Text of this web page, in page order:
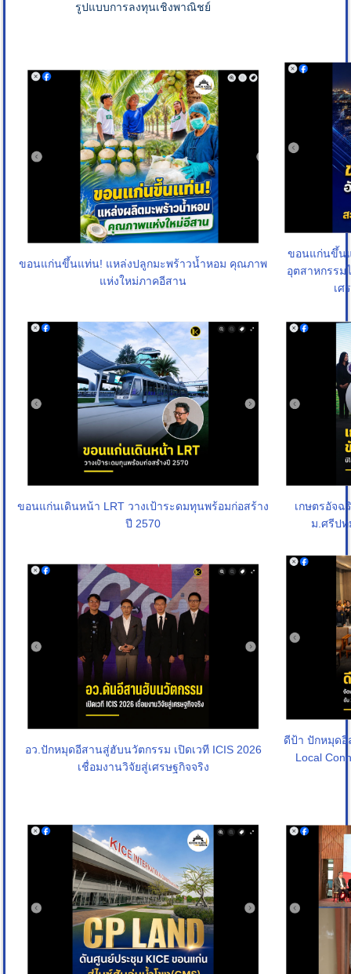
รูปแบบการลงทุนเชิงพาณิชย์
ขอนแก่นขึ้นแท่น! แหล่งปลูกมะพร้าวน้ำหอม คุณภาพ
แห่งใหม่ภาคอีสาน
ขอนแก่นขึ้นแ
อุตสาหกรรม
เศ
ขอนแก่นเดินหน้า LRT วางเป้าระดมทุนพร้อมก่อสร้าง
ปี 2570
เกษตรอัจฉ
ม.ศรีป
อว.ปักหมุดอีสานสู่ฮับนวัตกรรม เปิดเวที ICIS 2026
เชื่อมงานวิจัยสู่เศรษฐกิจจริง
ดีป้า ปักหมุดอี
Local